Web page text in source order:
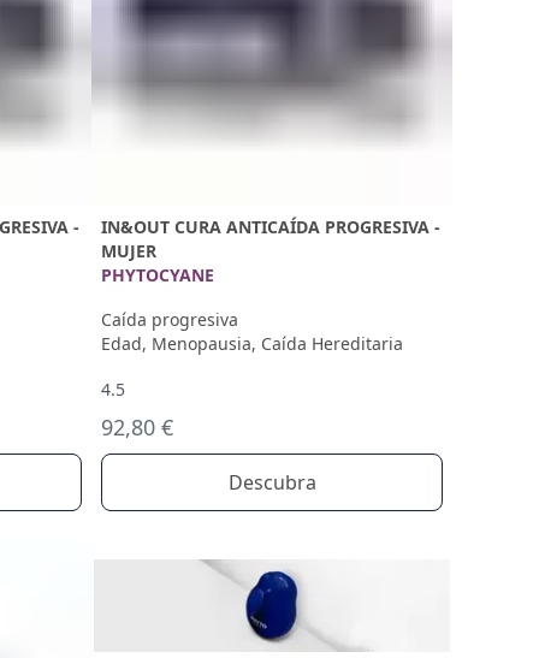
-
IN&OUT CURA ANTICAÍDA PROGRESIVA -
MUJER
PHYTOCYANE
Caída progresiva
Edad, Menopausia, Caída Hereditaria
4.5
92,80 €
Descubra